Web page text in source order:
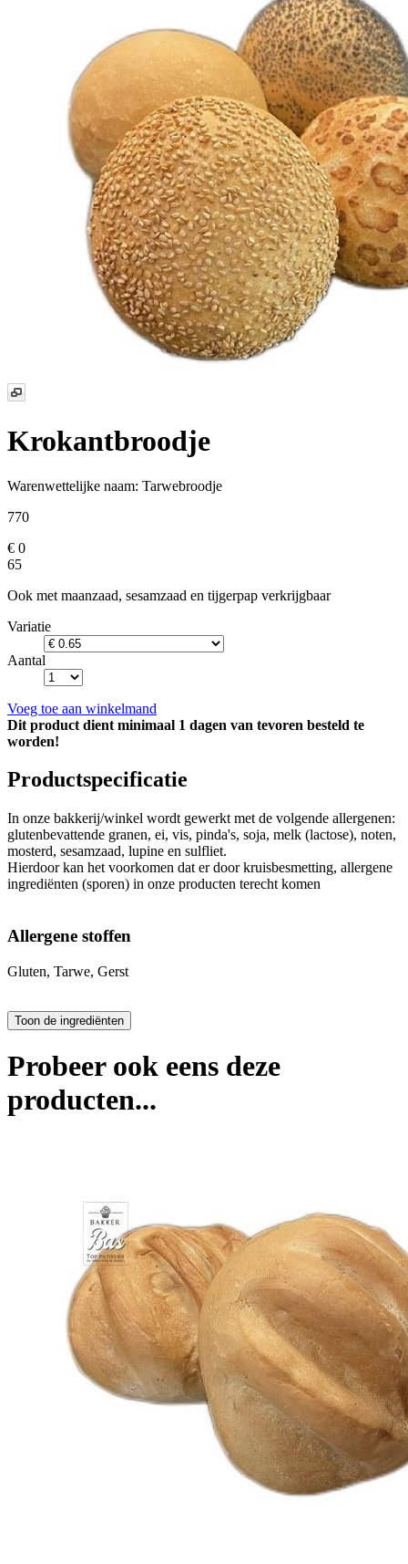
Krokantbroodje
Warenwettelijke naam: Tarwebroodje
770
€ 0
65
Ook met maanzaad, sesamzaad en tijgerpap verkrijgbaar
Variatie
Aantal
Voeg toe aan winkelmand
Dit product dient minimaal 1 dagen van tevoren besteld te
worden!
Productspecificatie
In onze bakkerij/winkel wordt gewerkt met de volgende allergenen:
glutenbevattende granen, ei, vis, pinda's, soja, melk (lactose), noten,
mosterd, sesamzaad, lupine en sulfliet.
Hierdoor kan het voorkomen dat er door kruisbesmetting, allergene
ingrediënten (sporen) in onze producten terecht komen
Allergene stoffen
Gluten, Tarwe, Gerst
Probeer ook eens deze
producten...